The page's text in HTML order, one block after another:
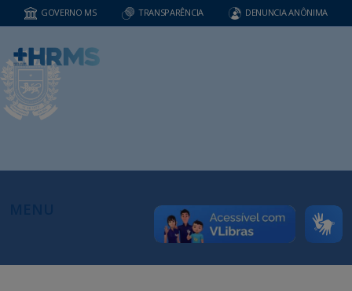
GOVERNO MS TRANSPARÊNCIA DENUNCIA ANÔNIMA